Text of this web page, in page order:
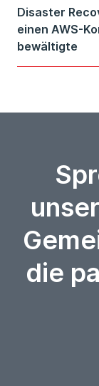
Disaster
einen AWS-
bewältigte
die